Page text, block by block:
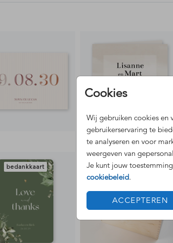
Cookies
Wij gebruiken cookies en
gebruikerservaring te
te analyseren en voor
weergeven van
Je kunt jouw
cookiebeleid.
ACCEPTEREN
bedankkaart enveloppenkist